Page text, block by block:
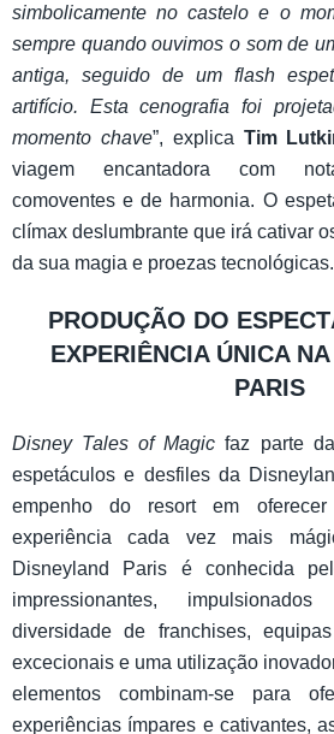
simbolicamente no castelo e o
sempre quando ouvimos o som de
antiga, seguido de um flash
artifício. Esta cenografia foi
momento chave”, explica Tim
viagem encantadora com
comoventes e de harmonia. O
clímax deslumbrante que irá cativar
da sua magia e proezas tecnológicas.
PRODUÇÃO DO
EXPERIÊNCIA ÚNICA
PARIS
Disney Tales of Magic faz parte
espetáculos e desfiles da
empenho do resort em
experiência cada vez mais
Disneyland Paris é conhecida
impressionantes,
diversidade de franchises,
excecionais e uma utilização
elementos combinam-se para
experiências ímpares e cativantes,